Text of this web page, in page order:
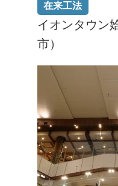
在来工法
イオンタウン
市）